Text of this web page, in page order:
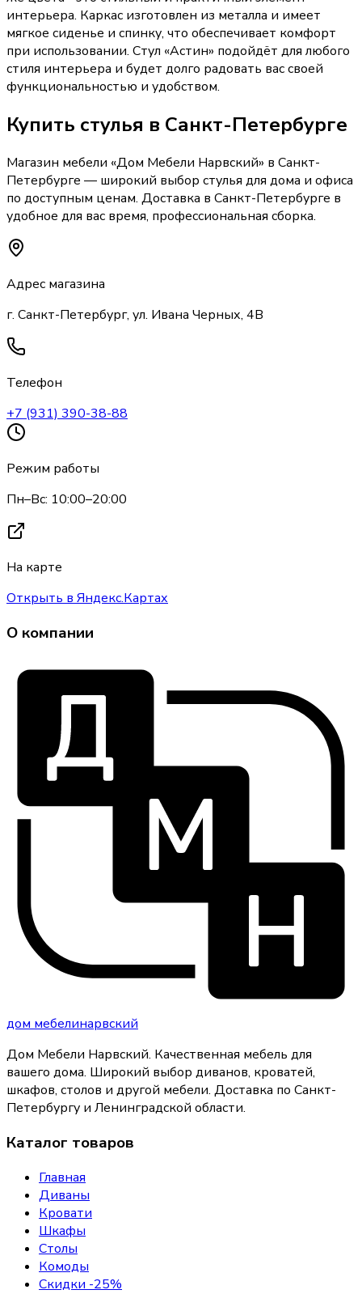
интерьера. Каркас изготовлен из металла и имеет
мягкое сиденье и спинку, что обеспечивает комфорт
при использовании. Стул «Астин» подойдёт для любого
стиля интерьера и будет долго радовать вас своей
функциональностью и удобством.
Купить стулья в Санкт-Петербурге
Магазин мебели «Дом Мебели Нарвский» в Санкт-
Петербурге — широкий выбор стулья для дома и офиса
по доступным ценам. Доставка в Санкт-Петербурге в
удобное для вас время, профессиональная сборка.
Адрес магазина
г. Санкт-Петербург, ул. Ивана Черных, 4В
Телефон
+7 (931) 390-38-88
Режим работы
Пн–Вс: 10:00–20:00
На карте
Открыть в Яндекс.Картах
О компании
дом мебелинарвский
Дом Мебели Нарвский. Качественная мебель для
вашего дома. Широкий выбор диванов, кроватей,
шкафов, столов и другой мебели. Доставка по Санкт-
Петербургу и Ленинградской области.
Каталог товаров
Главная
Диваны
Кровати
Шкафы
Столы
Комоды
Скидки -25%